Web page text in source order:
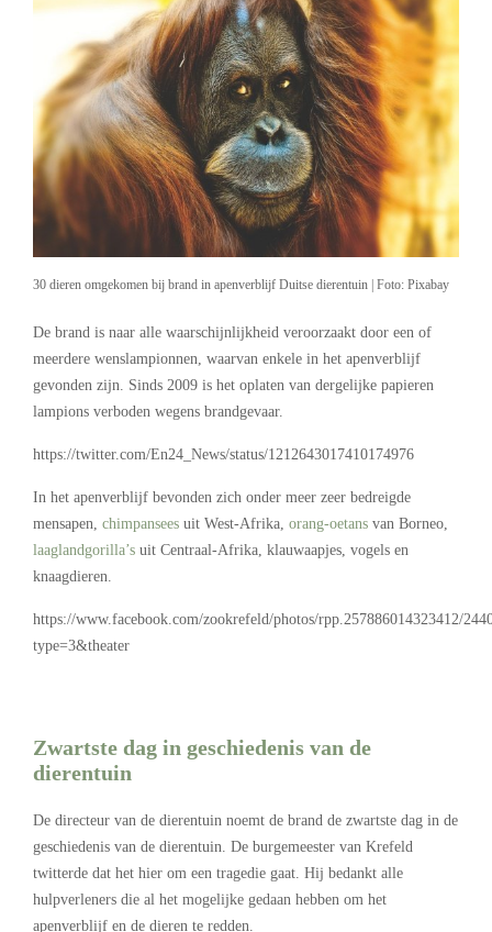
30 dieren omgekomen bij brand in apenverblijf Duitse dierentuin | Foto: Pixabay
De brand is naar alle waarschijnlijkheid veroorzaakt door een of
meerdere wenslampionnen, waarvan enkele in het apenverblijf
gevonden zijn. Sinds 2009 is het oplaten van dergelijke papieren
lampions verboden wegens brandgevaar.
https://twitter.com/En24_News/status/1212643017410174976
In het apenverblijf bevonden zich onder meer zeer bedreigde
mensapen, chimpansees uit West-Afrika, orang-oetans van Borneo,
laaglandgorilla’s uit Centraal-Afrika, klauwaapjes, vogels en
knaagdieren.
https://www.facebook.com/zookrefeld/photos/rpp.257886014323412/
type=3&theater
Zwartste dag in geschiedenis van de
dierentuin
De directeur van de dierentuin noemt de brand de zwartste dag in de
geschiedenis van de dierentuin. De burgemeester van Krefeld
twitterde dat het hier om een tragedie gaat. Hij bedankt alle
hulpverleners die al het mogelijke gedaan hebben om het
apenverblijf en de dieren te redden.